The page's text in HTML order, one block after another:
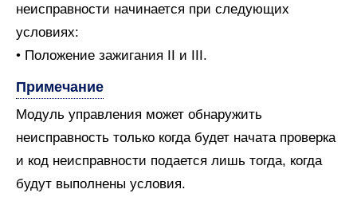
неисправности начинается при следующих
условиях:
• Положение зажигания II и III.
Примечание
Модуль управления может обнаружить
неисправность только когда будет начата проверка
и код неисправности подается лишь тогда, когда
будут выполнены условия.